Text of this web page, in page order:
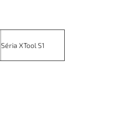
Séria XTool S1